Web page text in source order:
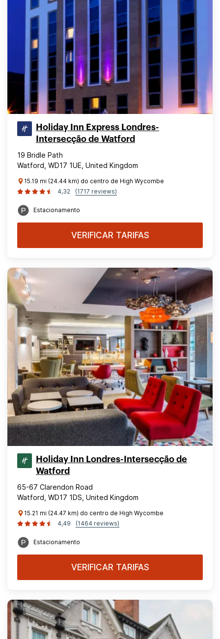
Holiday Inn Express Londres-
Intersecção de Watford
19 Bridle Path
Watford, WD17 1UE, United Kingdom
15.19 mi (24.44 km) do centro de High Wycombe
4,32
(1717 reviews)
Estacionamento
VERIFICAR TARIFAS
Holiday Inn Londres-Intersecção de
Watford
65-67 Clarendon Road
Watford, WD17 1DS, United Kingdom
15.21 mi (24.47 km) do centro de High Wycombe
4,49
(1464 reviews)
Estacionamento
VERIFICAR TARIFAS